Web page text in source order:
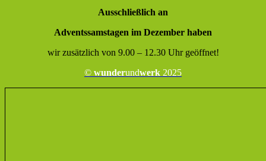
Ausschließlich an
Adventssamstagen im Dezember haben
wir zusätzlich von 9.00 – 12.30 Uhr geöffnet!
© wunderundwerk 2025